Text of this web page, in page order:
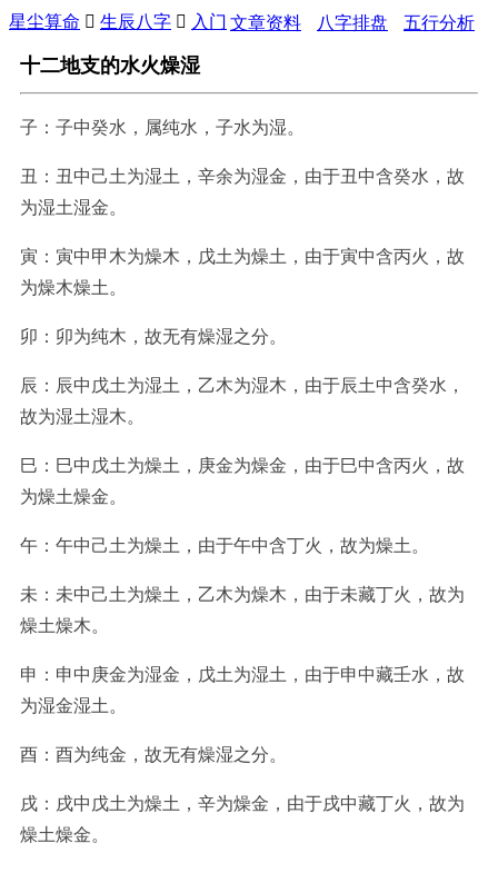
星尘算命  生辰八字  入门 文章资料 八字排盘 五行分析
十二地支的水火燥湿
子：子中癸水，属纯水，子水为湿。
丑：丑中己土为湿土，辛余为湿金，由于丑中含癸水，故
为湿土湿金。
寅：寅中甲木为燥木，戊土为燥土，由于寅中含丙火，故
为燥木燥土。
卯：卯为纯木，故无有燥湿之分。
辰：辰中戊土为湿土，乙木为湿木，由于辰土中含癸水，
故为湿土湿木。
巳：巳中戊土为燥土，庚金为燥金，由于巳中含丙火，故
为燥土燥金。
午：午中己土为燥土，由于午中含丁火，故为燥土。
未：未中己土为燥土，乙木为燥木，由于未藏丁火，故为
燥土燥木。
申：申中庚金为湿金，戊土为湿土，由于申中藏壬水，故
为湿金湿土。
酉：酉为纯金，故无有燥湿之分。
戌：戌中戊土为燥土，辛为燥金，由于戌中藏丁火，故为
燥土燥金。